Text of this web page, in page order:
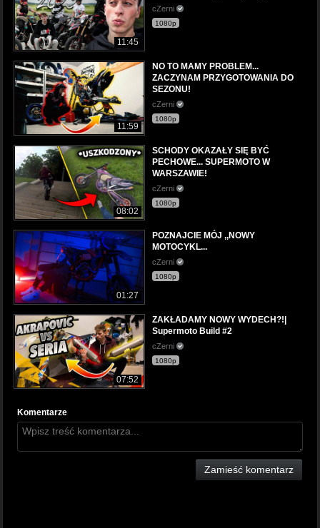
11:45
cZerni
1080p
11:59
NO TO MAMY PROBLEM...
ZACZYNAM PRZYGOTOWANIA DO
SEZONU!
cZerni
1080p
08:02
SCHODY OKAZAŁY SIĘ BYĆ
PECHOWE... SUPERMOTO W
WARSZAWIE!
cZerni
1080p
01:27
POZNAJCIE MÓJ ,,NOWY
MOTOCYKL...
cZerni
1080p
07:52
ZAKŁADAMY NOWY WYDECH?!|
Supermoto Build #2
cZerni
1080p
Komentarze
Zamieść komentarz